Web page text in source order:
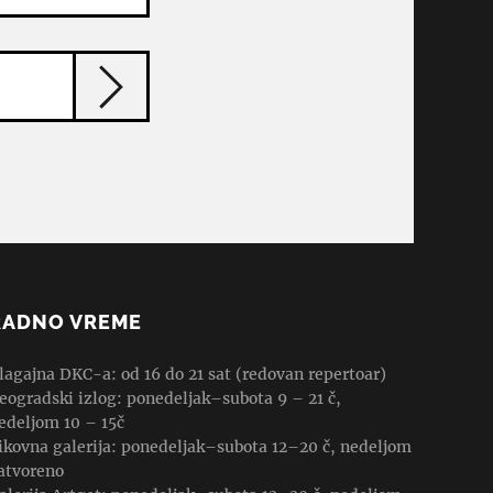
VREME
DKC-a: od 16 do 21 sat (redovan repertoar)
izlog: ponedeljak–subota 9 – 21 č,
10 – 15č
galerija: ponedeljak–subota 12–20 č, nedeljom